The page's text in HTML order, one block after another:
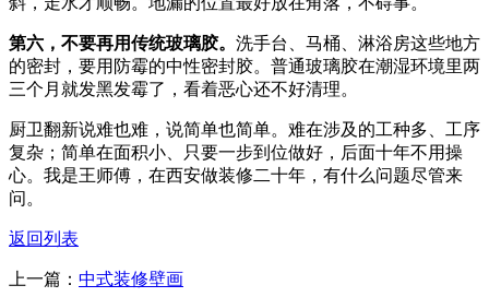
第六，不要再用传统玻璃胶。 洗手台、马桶、淋浴房这些地方
的密封，要用防霉的中性密封胶。普通玻璃胶在潮湿环境里两
三个月就发黑发霉了，看着恶心还不好清理。
厨卫翻新说难也难，说简单也简单。难在涉及的工种多、工序
复杂；简单在面积小、只要一步到位做好，后面十年不用操
心。我是王师傅，在西安做装修二十年，有什么问题尽管来
问。
返回列表
上一篇： 中式装修壁画